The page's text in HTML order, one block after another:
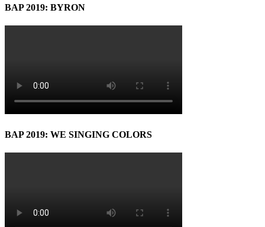
BAP 2019: BYRON
BAP 2019: WE SINGING COLORS